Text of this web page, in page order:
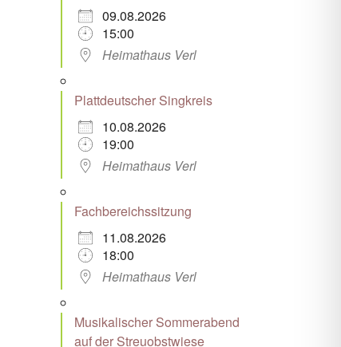
Office 365
09.08.2026
15:00
Heimathaus Verl
Plattdeutscher Singkreis
10.08.2026
19:00
Heimathaus Verl
Fachbereichssitzung
11.08.2026
18:00
Heimathaus Verl
Musikalischer Sommerabend
auf der Streuobstwiese